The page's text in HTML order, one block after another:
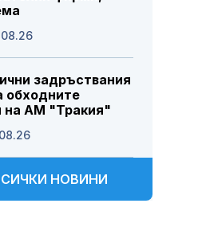
задръствания
обходните
на АМ "Тракия"
НОВИНИ